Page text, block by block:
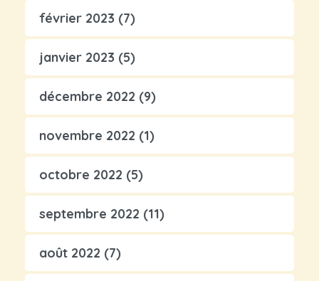
février 2023 (7)
janvier 2023 (5)
décembre 2022 (9)
novembre 2022 (1)
octobre 2022 (5)
septembre 2022 (11)
août 2022 (7)